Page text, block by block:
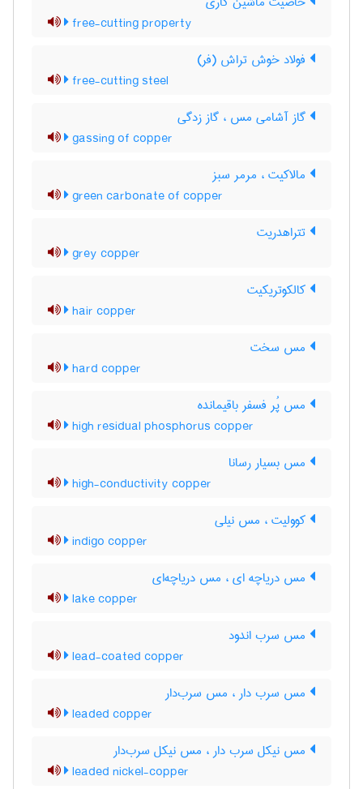
free-cutting property
فولاد خوش تراش (فر)
free-cutting steel
گاز آشامی مس ، گاز زدگی
gassing of copper
مالاکیت ، مرمر سبز
green carbonate of copper
تتراهدریت
grey copper
کالکوتریکیت
hair copper
مس سخت
hard copper
مس پُر فسفر باقیمانده
high residual phosphorus copper
مس بسیار رسانا
high-conductivity copper
کوولیت ، مس نیلی
indigo copper
مس دریاچه ای ، مس دریاچه‌ای
lake copper
مس سرب اندود
lead-coated copper
مس سرب دار ، مس سرب‌دار
leaded copper
مس نیکل سرب دار ، مس نیکل سرب‌دار
leaded nickel-copper